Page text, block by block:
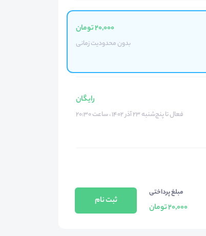
20,000 تومان
بدون محدودیت زمانی
رایگان
فعال تا پنج‌شنبه ۲۳ آذر ۱۴۰۲ ، ساعت ۲۰:۳۰
مبلغ پرداختی
20,000 تومان
ثبت نام